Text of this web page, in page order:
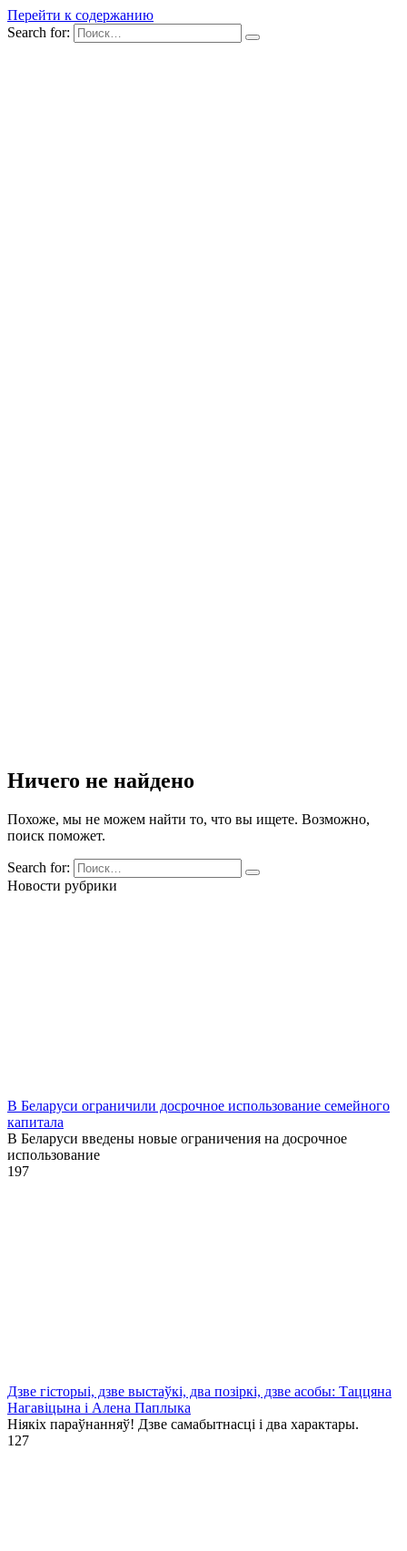
Перейти к содержанию
Search for:
Ничего не найдено
Похоже, мы не можем найти то, что вы ищете. Возможно,
поиск поможет.
Search for:
Новости рубрики
В Беларуси ограничили досрочное использование семейного
капитала
В Беларуси введены новые ограничения на досрочное
использование
197
Дзве гісторыі, дзве выстаўкі, два позіркі, дзве асобы: Таццяна
Нагавіцына і Алена Паплыка
Ніякіх параўнанняў! Дзве самабытнасці і два характары.
1 27